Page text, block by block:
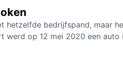
hetzelfde bedrijfspand, maar
op 12 mei 2020 een auto